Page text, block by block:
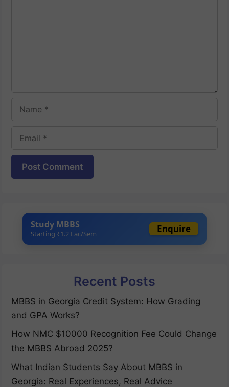
Study MBBS
Starting ₹1.2 Lac/Sem Enquire
Recent Posts
MBBS in Georgia Credit System: How Grading
and GPA Works?
How NMC $10000 Recognition Fee Could Change
the MBBS Abroad 2025?
What Indian Students Say About MBBS in
Georgia: Real Experiences, Real Advice